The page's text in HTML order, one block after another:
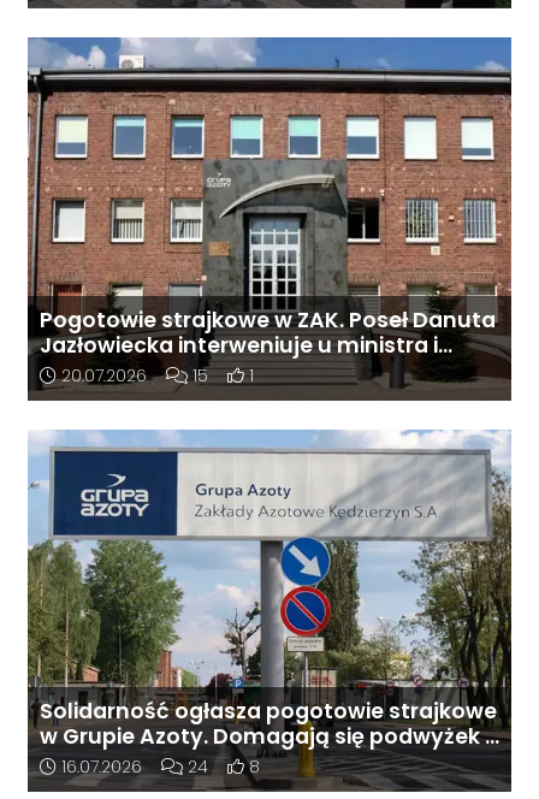
Pogotowie strajkowe w ZAK. Poseł Danuta
Jazłowiecka interweniuje u ministra i
prezesa spółki
Data dodania artykułu:
20.07.2026 Liczba komentarzy artykułu:
15 Liczba pozytywnych reakcji
1
Solidarność ogłasza pogotowie strajkowe
w Grupie Azoty. Domagają się podwyżek i
dialogu z władzami
Data dodania artykułu:
16.07.2026 Liczba komentarzy artykułu:
24 Liczba pozytywnych reakcji
8